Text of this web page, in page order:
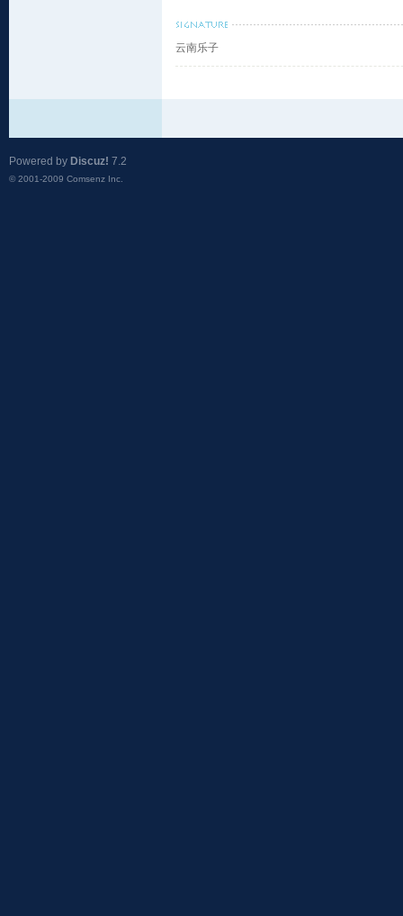
云南乐子
Powered by Discuz! 7.2
© 2001-2009 Comsenz Inc.